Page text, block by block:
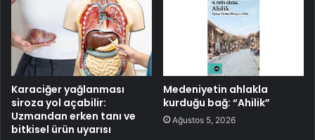
Karaciğer yağlanması
siroza yol açabilir:
Uzmandan erken tanı ve
bitkisel ürün uyarısı
Medeniyetin ahlakla
kurduğu bağ: “Ahilik”
Ağustos 5, 2026